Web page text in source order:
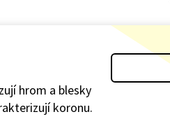
hrom a blesky
koronu.